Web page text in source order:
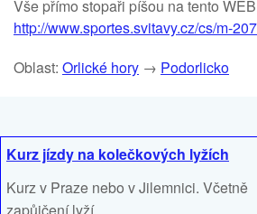
Vše přímo stopaři píšou na tento
http://www.sportes.svitavy.cz/cs/m-
Oblast: Orlické hory → Podorlicko
Kurz jízdy na kolečkových lyžích
Kurz v Praze nebo v Jilemnici. Včetně